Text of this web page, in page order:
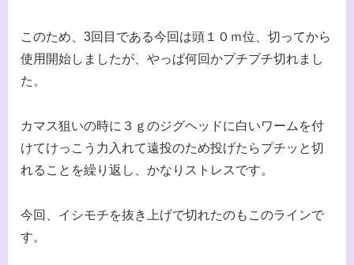
このため、3回目である今回は頭１０ｍ位、切ってから
使用開始しましたが、やっぱ何回かプチプチ切れまし
た。
カマス狙いの時に３ｇのジグヘッドに白いワームを付
けてけっこう力入れて遠投のため投げたらプチッと切
れることを繰り返し、かなりストレスです。
今回、イシモチを抜き上げで切れたのもこのラインで
す。